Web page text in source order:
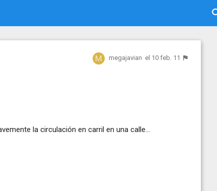
megajavian el 10 feb. 11
la circulación en carril en una calle...